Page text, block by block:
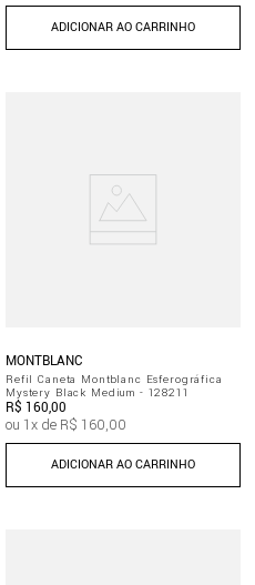
ADICIONAR AO CARRINHO
MONTBLANC
Refil Caneta Montblanc Esferográfica
Mystery Black Medium - 128211
R$ 160,00
ou 1x de R$ 160,00
ADICIONAR AO CARRINHO